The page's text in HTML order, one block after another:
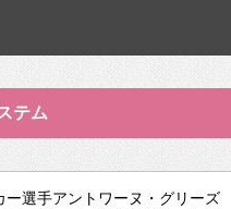
テム
ー選手アントワーヌ・グリーズ